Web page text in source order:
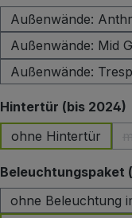
Außenwände:
Außenwände: Mid
Außenwände:
Hintertür (bis 2024)
ohne Hintertür
Beleuchtungspaket
ohne Beleuchtung